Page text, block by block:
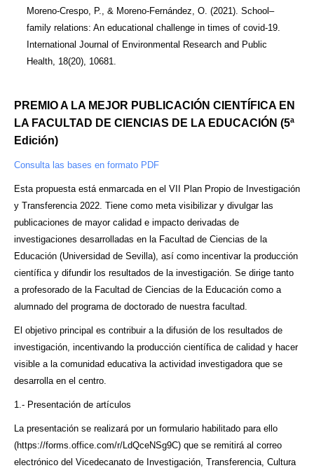
Moreno-Crespo, P., & Moreno-Fernández, O. (2021). School–
family relations: An educational challenge in times of covid-19.
International Journal of Environmental Research and Public
Health, 18(20), 10681.
PREMIO A LA MEJOR PUBLICACIÓN CIENTÍFICA EN
LA FACULTAD DE CIENCIAS DE LA EDUCACIÓN (5ª
Edición)
Consulta las bases en formato PDF
Esta propuesta está enmarcada en el VII Plan Propio de Investigación
y Transferencia 2022. Tiene como meta visibilizar y divulgar las
publicaciones de mayor calidad e impacto derivadas de
investigaciones desarrolladas en la Facultad de Ciencias de la
Educación (Universidad de Sevilla), así como incentivar la producción
científica y difundir los resultados de la investigación. Se dirige tanto
a profesorado de la Facultad de Ciencias de la Educación como a
alumnado del programa de doctorado de nuestra facultad.
El objetivo principal es contribuir a la difusión de los resultados de
investigación, incentivando la producción científica de calidad y hacer
visible a la comunidad educativa la actividad investigadora que se
desarrolla en el centro.
1.- Presentación de artículos
La presentación se realizará por un formulario habilitado para ello
(https://forms.office.com/r/LdQceNSg9C) que se remitirá al correo
electrónico del Vicedecanato de Investigación, Transferencia, Cultura